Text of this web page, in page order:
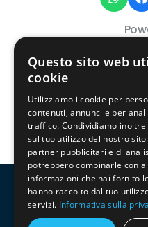
© Copyright 2026
Questo sito web
cookie
Utilizziamo i cookie per
contenuti, annunci e per
traffico. Condividiamo
sul tuo utilizzo del nostro
partner pubblicitari e di
potrebbero combinarle con
informazioni che hai fornito
hanno raccolto dal tuo
servizi. Informativa sulla